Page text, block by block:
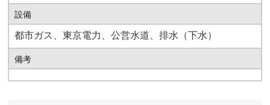
設備
都市ガス、東京電力、公営水道、排水（下水）
備考